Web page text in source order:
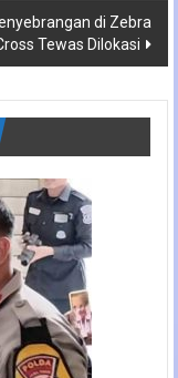
di Zebra
Tewas Dilokasi